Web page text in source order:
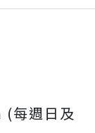
每週日及